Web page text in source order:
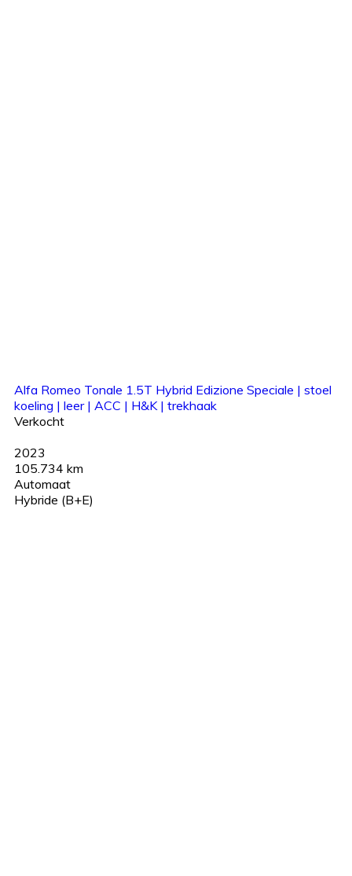
Alfa Romeo Tonale 1.5T Hybrid Edizione Speciale | stoel
koeling | leer | ACC | H&K | trekhaak
Verkocht
2023
105.734 km
Automaat
Hybride (B+E)